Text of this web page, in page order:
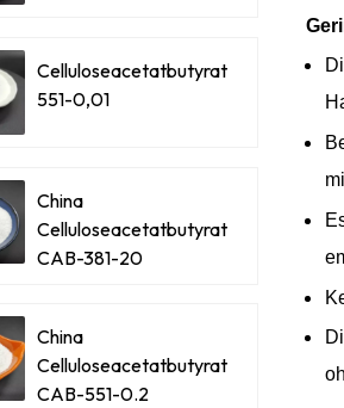
Celluloseacetatbutyrat
551-0,01
China
Celluloseacetatbutyrat
CAB-381-20
China
Celluloseacetatbutyrat
CAB-551-0.2